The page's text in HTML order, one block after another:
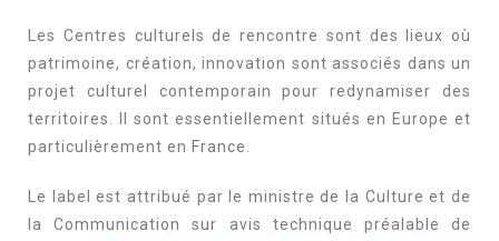
Les Centres culturels de rencontre sont des lieux où
patrimoine, création, innovation sont associés dans un
projet culturel contemporain pour redynamiser des
territoires. Il sont essentiellement situés en Europe et
particulièrement en France.
Le label est attribué par le ministre de la Culture et de
la Communication sur avis technique préalable de